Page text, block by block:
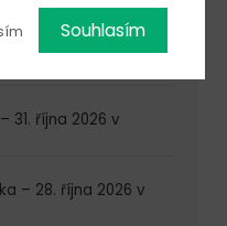
jezeře – 61. U
31. října 2026 v
– 28. října 2026 v
Souhlasím